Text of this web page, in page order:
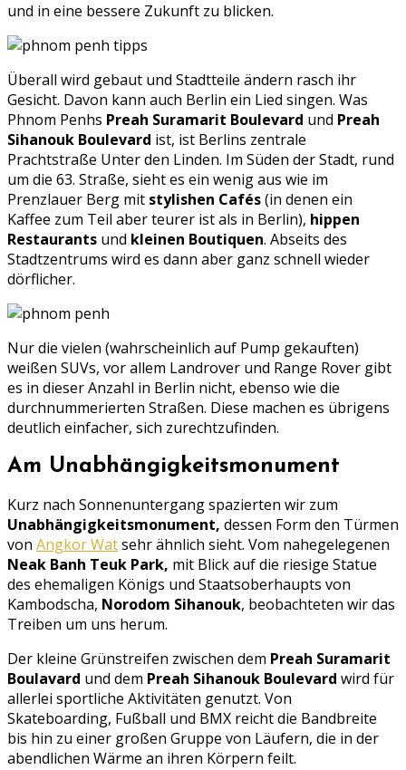
und in eine bessere Zukunft zu blicken.
Überall wird gebaut und Stadtteile ändern rasch ihr
Gesicht. Davon kann auch Berlin ein Lied singen. Was
Phnom Penhs Preah Suramarit Boulevard und Preah
Sihanouk Boulevard ist, ist Berlins zentrale
Prachtstraße Unter den Linden. Im Süden der Stadt, rund
um die 63. Straße, sieht es ein wenig aus wie im
Prenzlauer Berg mit stylishen Cafés(in denen ein
Kaffee zum Teil aber teurer ist als in Berlin), hippen
Restaurants und kleinen Boutiquen. Abseits des
Stadtzentrums wird es dann aber ganz schnell wieder
dörflicher.
Nur die vielen (wahrscheinlich auf Pump gekauften)
weißen SUVs, vor allem Landrover und Range Rover gibt
es in dieser Anzahl in Berlin nicht, ebenso wie die
durchnummerierten Straßen. Diese machen es übrigens
deutlich einfacher, sich zurechtzufinden.
Am Unabhängigkeitsmonument
Kurz nach Sonnenuntergang spazierten wir zum
Unabhängigkeitsmonument, dessen Form den Türmen
von Angkor Watsehr ähnlich sieht. Vom nahegelegenen
Neak Banh Teuk Park, mit Blick auf die riesige Statue
des ehemaligen Königs und Staatsoberhaupts von
Kambodscha, Norodom Sihanouk, beobachteten wir das
Treiben um uns herum.
Der kleine Grünstreifen zwischen dem Preah Suramarit
Boulavard und dem Preah Sihanouk Boulevard wird für
allerlei sportliche Aktivitäten genutzt. Von
Skateboarding, Fußball und BMX reicht die Bandbreite
bis hin zu einer großen Gruppe von Läufern, die in der
abendlichen Wärme an ihren Körpern feilt.